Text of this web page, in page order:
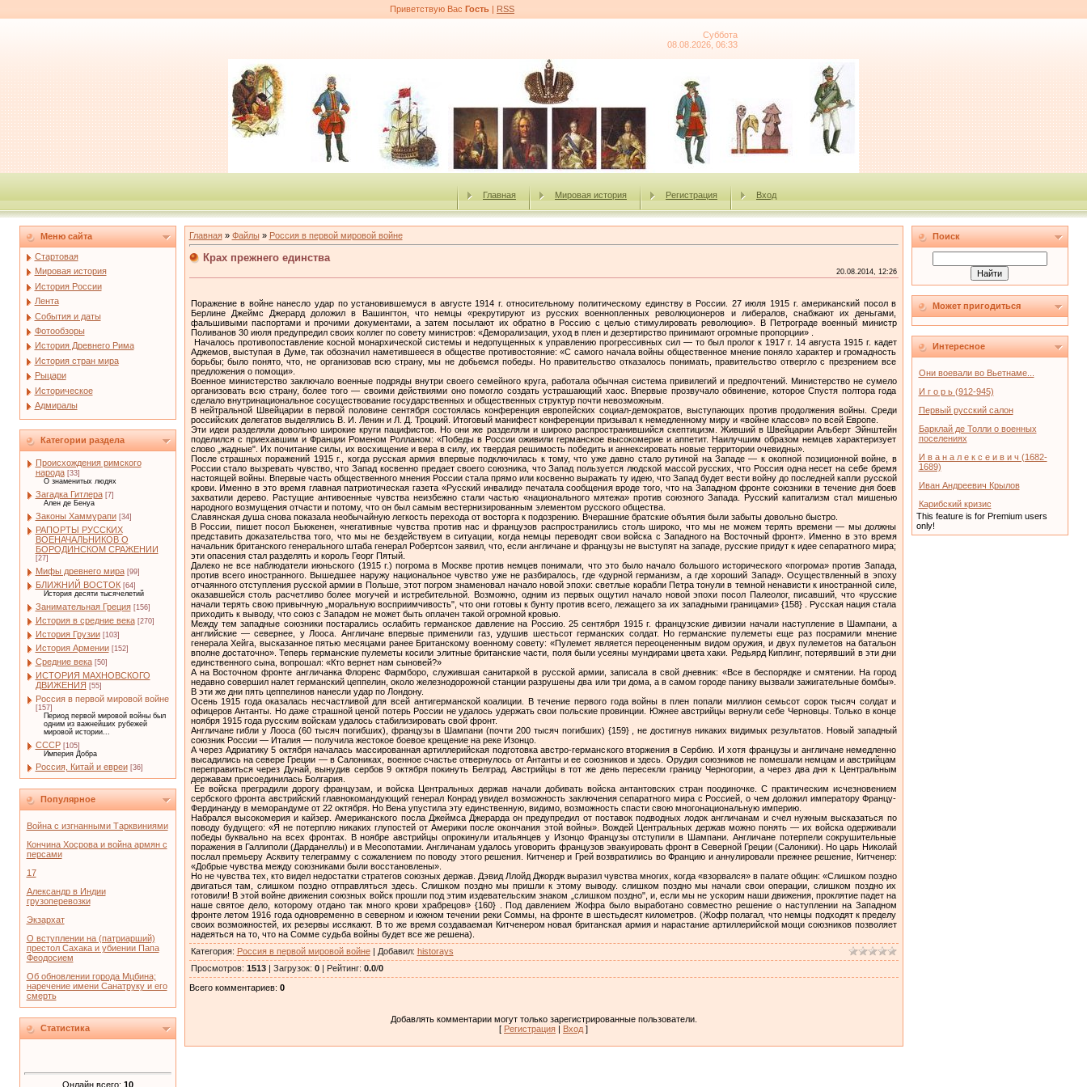
Приветствую Вас Гость | RSS
Суббота
08.08.2026, 06:33
Главная Мировая история Регистрация Вход
Меню сайта
Стартовая
Мировая история
История России
Лента
События и даты
Фотообзоры
История Древнего Рима
История стран мира
Рыцари
Историческое
Адмиралы
Категории раздела
Происхождения римского
народа [33]
О знаменитых людях
Загадка Гитлера [7]
Ален де Бенуа
Законы Хаммурапи [34]
РАПОРТЫ РУССКИХ
ВОЕНАЧАЛЬНИКОВ О
БОРОДИНСКОМ СРАЖЕНИИ
[27]
Мифы древнего мира [99]
БЛИЖНИЙ ВОСТОК [64]
История десяти тысячелетий
Занимательная Греция [156]
История в средние века [270]
История Грузии [103]
История Армении [152]
Средние века [50]
ИСТОРИЯ МАХНОВСКОГО
ДВИЖЕНИЯ [55]
Россия в первой мировой войне
[157]
Период первой мировой войны был
одним из важнейших рубежей
мировой истории...
СССР [105]
Империя Добра
Россия, Китай и евреи [36]
Популярное
Война с изгнанными Тарквиниями
Кончина Хосрова и война армян с
персами
17
Александр в Индии
грузоперевозки
Экзархат
О вступлении на (патриарший)
престол Сахака и убиении Папа
Феодосием
Об обновлении города Мцбина;
наречение имени Санатруку и его
смерть
Статистика
Онлайн всего: 10
Главная» Файлы» Россия в первой мировой войне
Крах прежнего единства
20.08.2014, 12:26
Поражение в войне нанесло удар по установившемуся в августе 1914 г. относительному политическому единству в России. 27 июля 1915 г. американский посол в
Берлине Джеймс Джерард доложил в Вашингтон, что немцы «рекрутируют из русских военнопленных революционеров и либералов, снабжают их деньгами,
фальшивыми паспортами и прочими документами, а затем посылают их обратно в Россию с целью стимулировать революцию». В Петрограде военный министр
Поливанов 30 июля предупредил своих коллег по совету министров: «Деморализация, уход в плен и дезертирство принимают огромные пропорции» .
Началось противопоставление косной монархической системы и недопущенных к управлению прогрессивных сил — то был пролог к 1917 г. 14 августа 1915 г. кадет
Аджемов, выступая в Думе, так обозначил наметившееся в обществе противостояние: «С самого начала войны общественное мнение поняло характер и громадность
борьбы; было понято, что, не организовав всю страну, мы не добьемся победы. Но правительство отказалось понимать, правительство отвергло с презрением все
предложения о помощи».
Военное министерство заключало военные подряды внутри своего семейного круга, работала обычная система привилегий и предпочтений. Министерство не сумело
организовать всю страну, более того — своими действиями оно помогло создать устрашающий хаос. Впервые прозвучало обвинение, которое Спустя полтора года
сделало внутринациональное сосуществование государственных и общественных структур почти невозможным.
В нейтральной Швейцарии в первой половине сентября состоялась конференция европейских социал-демократов, выступающих против продолжения войны. Среди
российских делегатов выделялись В. И. Ленин и Л. Д. Троцкий. Итоговый манифест конференции призывал к немедленному миру и «войне классов» по всей Европе.
Эти идеи разделяли довольно широкие круги пацифистов. Но они же разделяли и широко распространившийся скептицизм. Живший в Швейцарии Альберт Эйнштейн
поделился с приехавшим и Франции Роменом Ролланом: «Победы в России оживили германское высокомерие и аппетит. Наилучшим образом немцев характеризует
слово „жадные". Их почитание силы, их восхищение и вера в силу, их твердая решимость победить и аннексировать новые территории очевидны».
После страшных поражений 1915 г., когда русская армия впервые подключилась к тому, что уже давно стало рутиной на Западе — к окопной позиционной войне, в
России стало вызревать чувство, что Запад косвенно предает своего союзника, что Запад пользуется людской массой русских, что Россия одна несет на себе бремя
настоящей войны. Впервые часть общественного мнения России стала прямо или косвенно выражать ту идею, что Запад будет вести войну до последней капли русской
крови. Именно в это время главная патриотическая газета «Русский инвалид» печатала сообщения вроде того, что на Западном фронте союзники в течение дня боев
захватили дерево. Растущие антивоенные чувства неизбежно стали частью «национального мятежа» против союзного Запада. Русский капитализм стал мишенью
народного возмущения отчасти и потому, что он был самым вестернизированным элементом русского общества.
Славянская душа снова показала необычайную легкость перехода от восторга к подозрению. Вчерашние братские объятия были забыты довольно быстро.
В России, пишет посол Бьюкенен, «негативные чувства против нас и французов распространились столь широко, что мы не можем терять времени — мы должны
представить доказательства того, что мы не бездействуем в ситуации, когда немцы переводят свои войска с Западного на Восточный фронт». Именно в это время
начальник британского генерального штаба генерал Робертсон заявил, что, если англичане и французы не выступят на западе, русские придут к идее сепаратного мира;
эти опасения стал разделять и король Георг Пятый.
Далеко не все наблюдатели июньского (1915 г.) погрома в Москве против немцев понимали, что это было начало большого исторического «погрома» против Запада,
против всего иностранного. Вышедшее наружу национальное чувство уже не разбиралось, где «дурной германизм, а где хороший Запад». Осуществленный в эпоху
отчаянного отступления русской армии в Польше, этот погром знаменовал начало новой эпохи: светлые корабли Петра тонули в темной ненависти к иностранной силе,
оказавшейся столь расчетливо более могучей и истребительной. Возможно, одним из первых ощутил начало новой эпохи посол Палеолог, писавший, что «русские
начали терять свою привычную „моральную восприимчивость", что они готовы к бунту против всего, лежащего за их западными границами» {158} . Русская нация стала
приходить к выводу, что союз с Западом не может быть оплачен такой огромной кровью.
Между тем западные союзники постарались ослабить германское давление на Россию. 25 сентября 1915 г. французские дивизии начали наступление в Шампани, а
английские — севернее, у Лооса. Англичане впервые применили газ, удушив шестьсот германских солдат. Но германские пулеметы еще раз посрамили мнение
генерала Хейга, высказанное пятью месяцами ранее Британскому военному совету: «Пулемет является переоцененным видом оружия, и двух пулеметов на батальон
вполне достаточно». Теперь германские пулеметы косили элитные британские части, поля были усеяны мундирами цвета хаки. Редьярд Киплинг, потерявший в эти дни
единственного сына, вопрошал: «Кто вернет нам сыновей?»
А на Восточном фронте англичанка Флоренс Фармборо, служившая санитаркой в русской армии, записала в свой дневник: «Все в беспорядке и смятении. На город
недавно совершил налет германский цеппелин, около железнодорожной станции разрушены два или три дома, а в самом городе панику вызвали зажигательные бомбы».
В эти же дни пять цеппелинов нанесли удар по Лондону.
Осень 1915 года оказалась несчастливой для всей антигерманской коалиции. В течение первого года войны в плен попали миллион семьсот сорок тысяч солдат и
офицеров Антанты. Но даже страшной ценой потерь России не удалось удержать свои польские провинции. Южнее австрийцы вернули себе Черновцы. Только в конце
ноября 1915 года русским войскам удалось стабилизировать свой фронт.
Англичане гибли у Лооса (60 тысяч погибших), французы в Шампани (почти 200 тысяч погибших) {159} , не достигнув никаких видимых результатов. Новый западный
союзник России — Италия — получила жестокое боевое крещение на реке Изонцо.
А через Адриатику 5 октября началась массированная артиллерийская подготовка австро-германского вторжения в Сербию. И хотя французы и англичане немедленно
высадились на севере Греции — в Салониках, военное счастье отвернулось от Антанты и ее союзников и здесь. Орудия союзников не помешали немцам и австрийцам
переправиться через Дунай, вынудив сербов 9 октября покинуть Белград. Австрийцы в тот же день пересекли границу Черногории, а через два дня к Центральным
державам присоединилась Болгария.
Ее войска преградили дорогу французам, и войска Центральных держав начали добивать войска антантовских стран поодиночке. С практическим исчезновением
сербского фронта австрийский главнокомандующий генерал Конрад увидел возможность заключения сепаратного мира с Россией, о чем доложил императору Францу-
Фердинанду в меморандуме от 22 октября. Но Вена упустила эту единственную, видимо, возможность спасти свою многонациональную империю.
Набрался высокомерия и кайзер. Американского посла Джеймса Джерарда он предупредил от поставок подводных лодок англичанам и счел нужным высказаться по
поводу будущего: «Я не потерплю никаких глупостей от Америки после окончания этой войны». Вождей Центральных держав можно понять — их войска одерживали
победы буквально на всех фронтах. В ноябре австрийцы опрокинули итальянцев у Изонцо Французы отступили в Шампани. Англичане потерпели сокрушительные
поражения в Галлиполи (Дарданеллы) и в Месопотамии. Англичанам удалось уговорить французов эвакуировать фронт в Северной Греции (Салоники). Но царь Николай
послал премьеру Асквиту телеграмму с сожалением по поводу этого решения. Китченер и Грей возвратились во Францию и аннулировали прежнее решение, Китченер:
«Добрые чувства между союзниками были восстановлены».
Но не чувства тех, кто видел недостатки стратегов союзных держав. Дэвид Ллойд Джордж выразил чувства многих, когда «взорвался» в палате общин: «Слишком поздно
двигаться там, слишком поздно отправляться здесь. Слишком поздно мы пришли к этому выводу. слишком поздно мы начали свои операции, слишком поздно их
готовили! В этой войне движения союзных войск прошли под этим издевательским знаком „слишком поздно", и, если мы не ускорим наши движения, проклятие падет на
наше святое дело, которому отдано так много крови храбрецов» {160} . Под давлением Жофра было выработано совместно решение о наступлении на Западном
фронте летом 1916 года одновременно в северном и южном течении реки Соммы, на фронте в шестьдесят километров. (Жофр полагал, что немцы подходят к пределу
своих возможностей, их резервы иссякают. В то же время создаваемая Китченером новая британская армия и нарастание артиллерийской мощи союзников позволяет
надеяться на то, что на Сомме судьба войны будет все же решена).
Категория: Россия в первой мировой войне| Добавил: historays
Просмотров: 1513| Загрузок: 0| Рейтинг: 0.0/0
Всего комментариев: 0
Добавлять комментарии могут только зарегистрированные пользователи.
[ Регистрация | Вход ]
Поиск
Может пригодиться
Интересное
Они воевали во Вьетнаме...
И г о р ь (912-945)
Первый русский салон
Барклай де Толли о военных
поселениях
И в а н а л е к с е и в и ч (1682-
1689)
Иван Андреевич Крылов
Карибский кризис
This feature is for Premium users
only!